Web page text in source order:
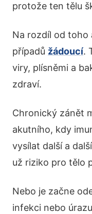
protože ten tělu
Na rozdíl od toho
případů žádoucí.
viry, plísněmi a
zdraví.
Chronický zánět
akutního, kdy
vysílat další a
už riziko pro tělo
Nebo je začne
infekci nebo